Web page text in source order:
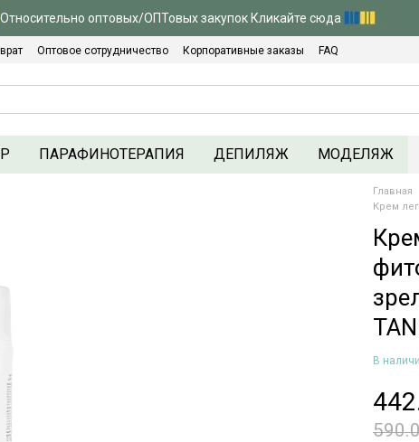
Относительно оптовых/ОПТовых закупок Кликайте сюда
Оптовое сотрудничество Корпоративные заказы
FAQ
ПАРАФИНОТЕРАПИЯ ДЕПИЛЯЖ МОДЕЛЯЖ
Главная
Крем
В